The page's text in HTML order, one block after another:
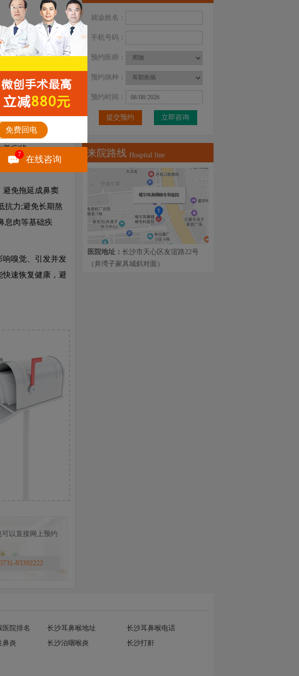
理缓解。保持鼻
症;多喝水、保证
、油烟等刺激
糊等情况，需立
部位，针对性治
质激素等药物，
善症状。
免拖延成鼻窦
抗力;避免长期熬
息肉等基础疾
嗅觉、引发并发
速恢复健康，避
以直接网上预约
83392222
就诊姓名：
手机号码：
预约医师：
预约病种：
预约时间：
立即咨询
来院路线 Hospital line
医院地址： 长沙市天心区友谊路22号
（井湾子家具城斜对面）
医院排名 长沙耳鼻喉地址
长沙耳鼻喉电话
鼻炎 长沙治咽喉炎
长沙打鼾
免费回电
7 在线咨询